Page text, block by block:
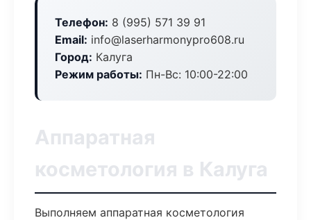
Телефон: 8 (995) 571 39 91
Email: info@laserharmonypro608.ru
Город: Калуга
Режим работы: Пн-Вс: 10:00-22:00
Аппаратная
косметология в Калуга
Выполняем аппаратная косметология